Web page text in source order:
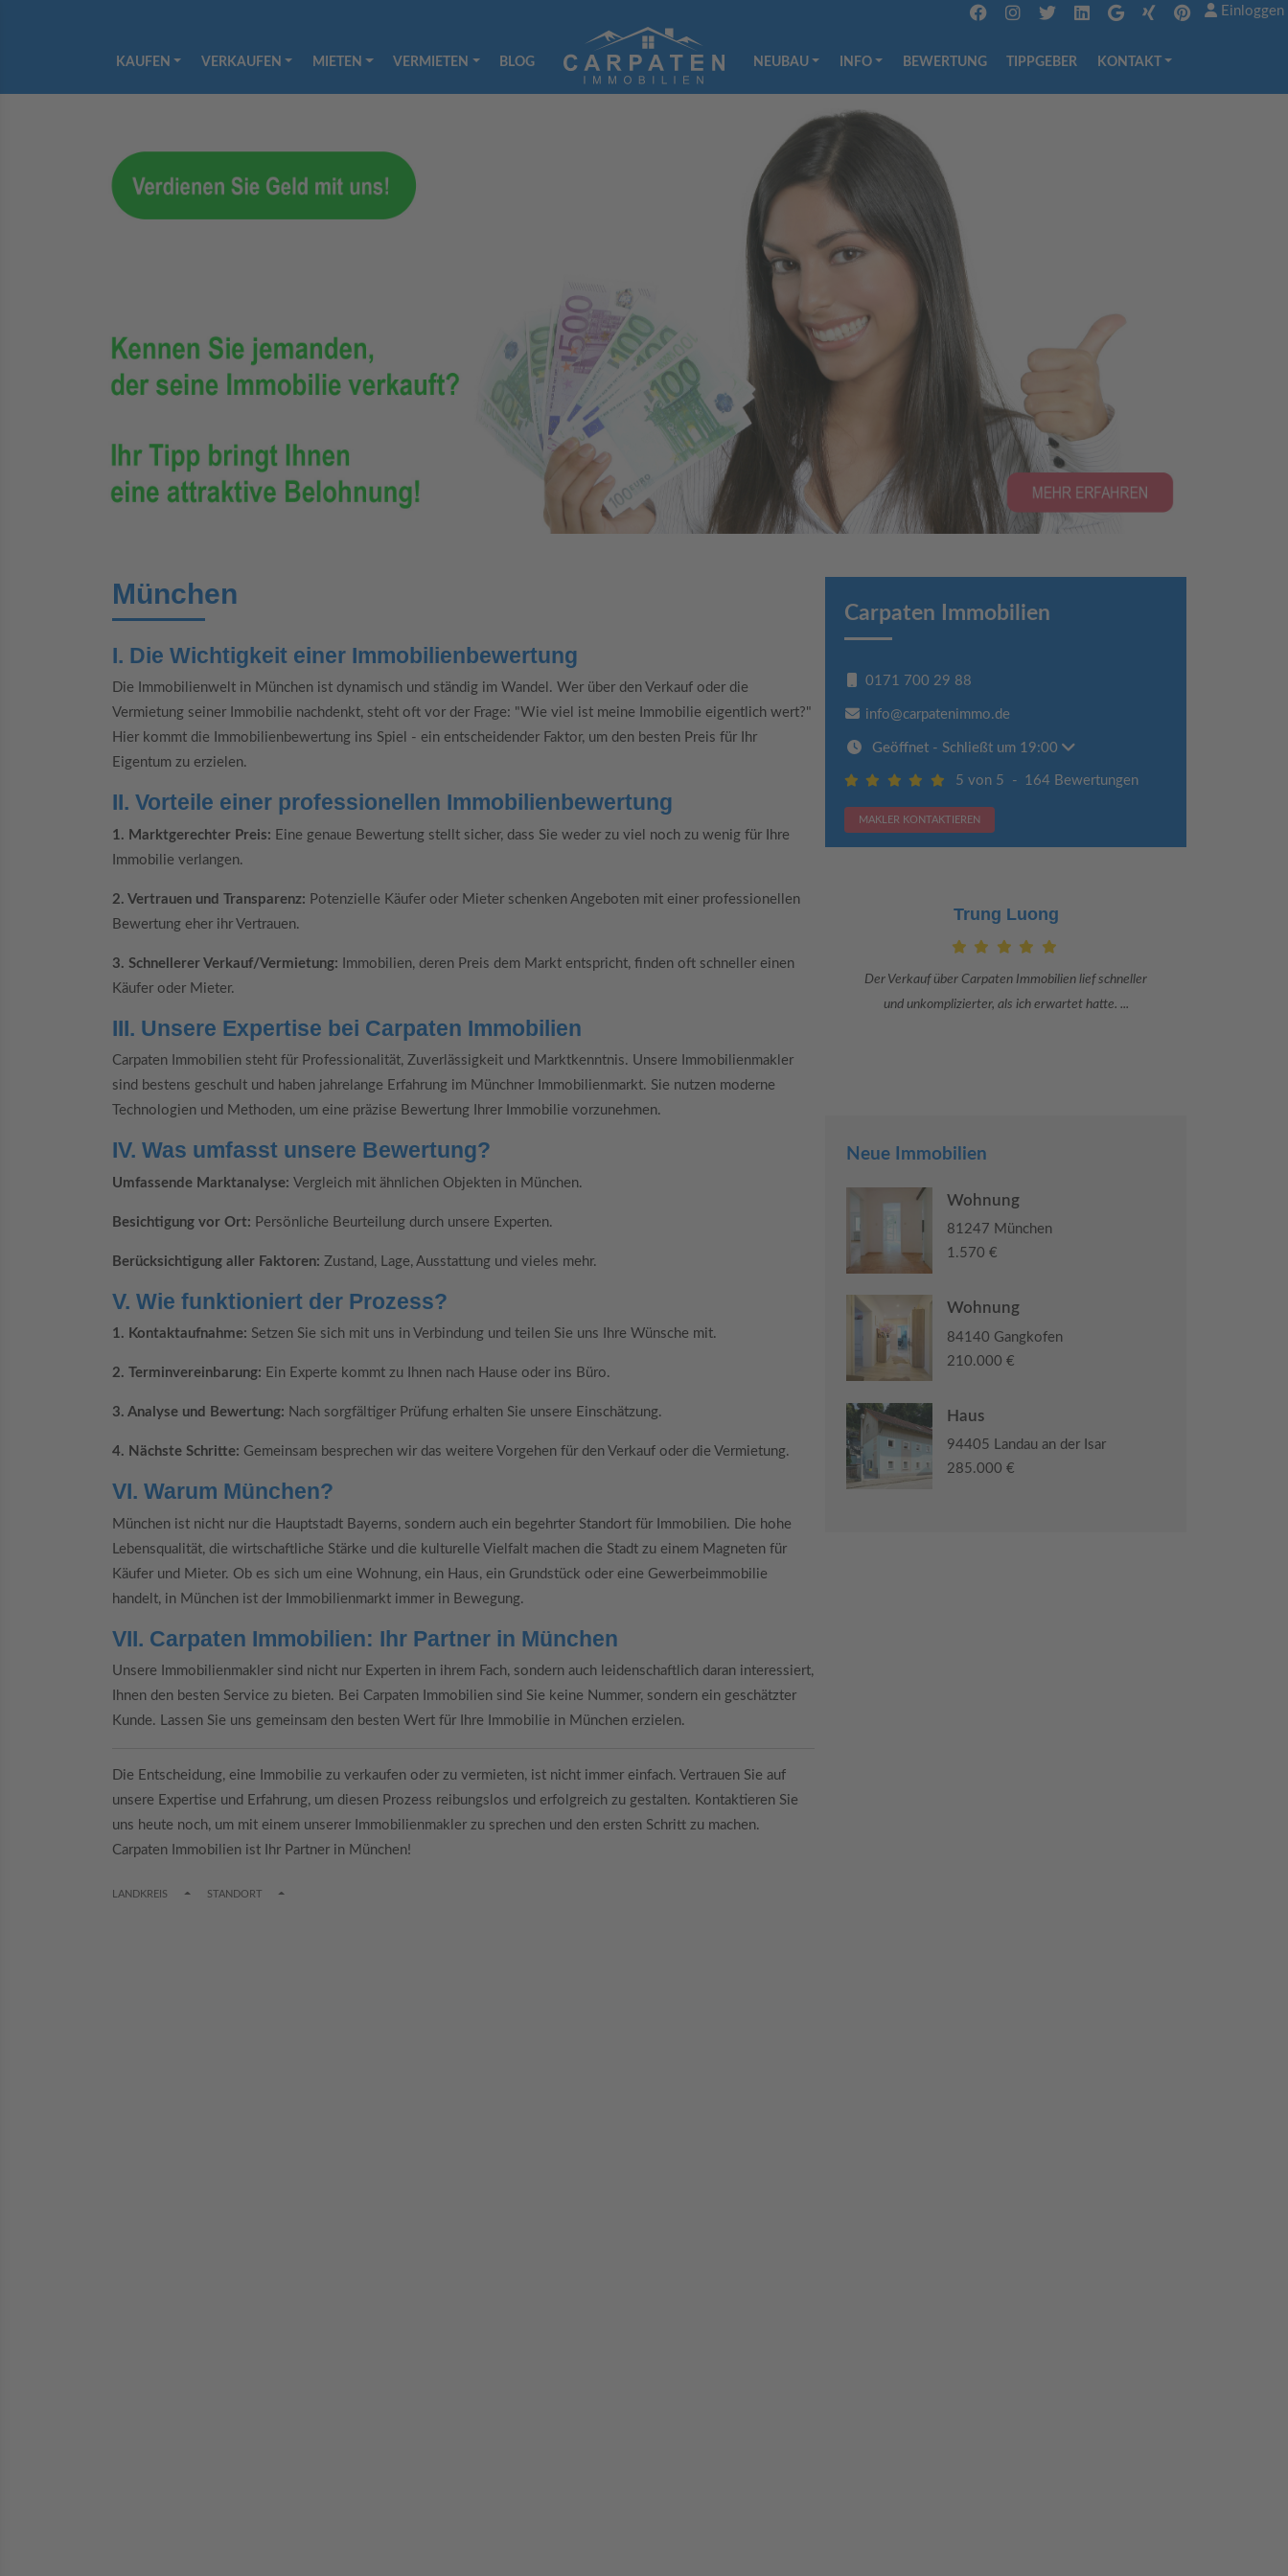
Einloggen
KAUFEN VERKAUFEN MIETEN VERMIETEN BLOG NEUBAU INFO BEWERTUNG TIPPGEBER KONTAKT
München
I. Die Wichtigkeit einer Immobilienbewertung
Die Immobilienwelt in München ist dynamisch und ständig im Wandel. Wer über den Verkauf oder die
Vermietung seiner Immobilie nachdenkt, steht oft vor der Frage: "Wie viel ist meine Immobilie eigentlich wert?"
Hier kommt die Immobilienbewertung ins Spiel - ein entscheidender Faktor, um den besten Preis für Ihr
Eigentum zu erzielen.
II. Vorteile einer professionellen Immobilienbewertung
1. Marktgerechter Preis: Eine genaue Bewertung stellt sicher, dass Sie weder zu viel noch zu wenig für Ihre
Immobilie verlangen.
2. Vertrauen und Transparenz: Potenzielle Käufer oder Mieter schenken Angeboten mit einer professionellen
Bewertung eher ihr Vertrauen.
3. Schnellerer Verkauf/Vermietung:
Immobilien, deren Preis dem Markt entspricht, finden oft schneller einen
Käufer oder Mieter.
III. Unsere Expertise bei Carpaten Immobilien
Carpaten Immobilien steht für Professionalität, Zuverlässigkeit und Marktkenntnis. Unsere Immobilienmakler
sind bestens geschult und haben jahrelange Erfahrung im Münchner Immobilienmarkt. Sie nutzen moderne
Technologien und Methoden, um eine präzise Bewertung Ihrer Immobilie vorzunehmen.
IV. Was umfasst unsere Bewertung?
Umfassende Marktanalyse: Vergleich mit ähnlichen Objekten in München.
Besichtigung vor Ort: Persönliche Beurteilung durch unsere Experten.
Berücksichtigung aller Faktoren: Zustand, Lage, Ausstattung und vieles mehr.
V. Wie funktioniert der Prozess?
1. Kontaktaufnahme: Setzen Sie sich mit uns in Verbindung und teilen Sie uns Ihre Wünsche mit.
2. Terminvereinbarung: Ein Experte kommt zu Ihnen nach Hause oder ins Büro.
3. Analyse und Bewertung: Nach sorgfältiger Prüfung erhalten Sie unsere Einschätzung.
4. Nächste Schritte: Gemeinsam besprechen wir das weitere Vorgehen für den Verkauf oder die Vermietung.
VI. Warum München?
München ist nicht nur die Hauptstadt Bayerns, sondern auch ein begehrter Standort für Immobilien. Die hohe
Lebensqualität, die wirtschaftliche Stärke und die kulturelle Vielfalt machen die Stadt zu einem Magneten für
Käufer und Mieter. Ob es sich um eine Wohnung, ein Haus, ein Grundstück oder eine Gewerbeimmobilie
handelt, in München ist der Immobilienmarkt immer in Bewegung.
VII. Carpaten Immobilien: Ihr Partner in München
Unsere Immobilienmakler sind nicht nur Experten in ihrem Fach, sondern auch leidenschaftlich daran interessiert,
Ihnen den besten Service zu bieten. Bei Carpaten Immobilien sind Sie keine Nummer, sondern ein geschätzter
Kunde. Lassen Sie uns gemeinsam den besten Wert für Ihre Immobilie in München erzielen.
Die Entscheidung, eine Immobilie zu verkaufen oder zu vermieten, ist nicht immer einfach. Vertrauen Sie auf
unsere Expertise und Erfahrung, um diesen Prozess reibungslos und erfolgreich zu gestalten. Kontaktieren Sie
uns heute noch, um mit einem unserer Immobilienmakler zu sprechen und den ersten Schritt zu machen.
Carpaten Immobilien ist Ihr Partner in München!
LANDKREIS TOGGLE DROPDOWN
STANDORT TOGGLE DROPDOWN
Carpaten Immobilien
0171 700 29 88
info@carpatenimmo.de
Geöffnet - Schließt um 19:00
5 von 5 - 164 Bewertungen
MAKLER KONTAKTIEREN
Trung Luong
Der Verkauf über Carpaten Immobilien lief schneller
und unkomplizierter, als ich erwartet hatte. ...
Neue Immobilien
Wohnung
81247 München
1.570 €
Wohnung
84140 Gangkofen
210.000 €
Haus
94405 Landau an der Isar
285.000 €